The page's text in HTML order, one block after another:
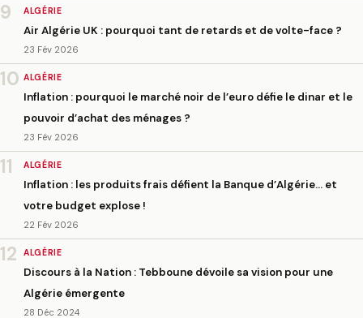
9 ALGÉRIE
Air Algérie UK : pourquoi tant de retards et de volte-face ?
23 Fév 2026
10 ALGÉRIE
Inflation : pourquoi le marché noir de l’euro défie le dinar et le
pouvoir d’achat des ménages ?
23 Fév 2026
11 ALGÉRIE
Inflation : les produits frais défient la Banque d’Algérie… et
votre budget explose !
22 Fév 2026
12 ALGÉRIE
Discours à la Nation : Tebboune dévoile sa vision pour une
Algérie émergente
28 Déc 2024